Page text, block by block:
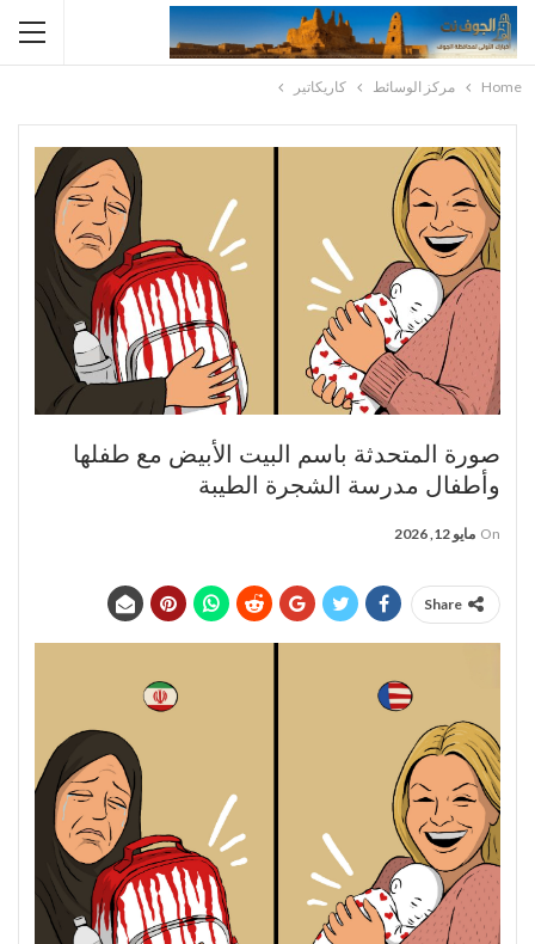
Home مركز الوسائط كاريكاتير
صورة المتحدثة باسم البيت الأبيض مع طفلها
وأطفال مدرسة الشجرة الطيبة
On مايو 12, 2026
Share